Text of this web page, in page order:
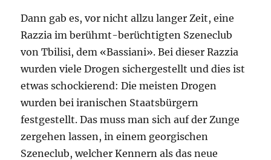
Dann gab es, vor nicht allzu langer Zeit, eine
Razzia im berühmt-berüchtigten Szeneclub
von Tbilisi, dem «Bassiani». Bei dieser Razzia
wurden viele Drogen sichergestellt und dies ist
etwas schockierend: Die meisten Drogen
wurden bei iranischen Staatsbürgern
festgestellt. Das muss man sich auf der Zunge
zergehen lassen, in einem georgischen
Szeneclub, welcher Kennern als das neue